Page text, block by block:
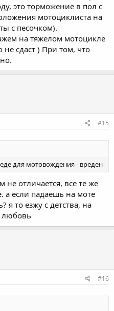
это торможение в пол с
мотоциклиста на
с песочком).
на тяжелом мотоцикле
не сдаст ) При том, что
#15
для мотовождения - вреден
не отличается, все те же
а если падаешь на моте
я то езжу с детства, на
любовь
#16